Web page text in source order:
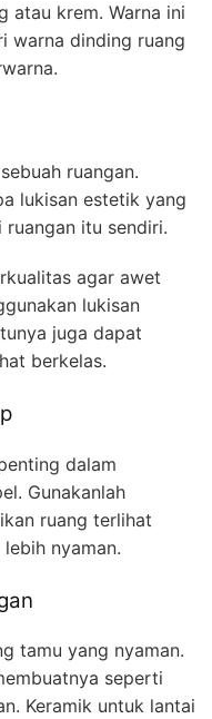
atau krem. Warna ini
warna dinding ruang
ruangan.
lukisan estetik yang
itu sendiri.
agar awet
lukisan
juga dapat
berkelas.
dalam
Gunakanlah
ruang terlihat
nyaman.
tamu yang nyaman.
seperti
Keramik untuk lantai